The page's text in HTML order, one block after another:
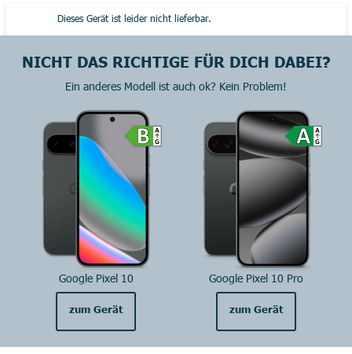
Dieses Gerät ist leider nicht lieferbar.
NICHT DAS RICHTIGE FÜR DICH DABEI?
Ein anderes Modell ist auch ok? Kein Problem!
Google Pixel 10
zum Gerät
Google Pixel 10 Pro
zum Gerät